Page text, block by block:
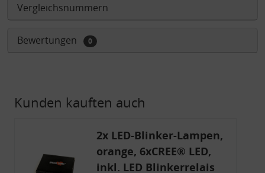
Vergleichsnummern
Bewertungen 0
Kunden kauften auch
2x LED-Blinker-Lampen,
orange, 6xCREE® LED,
inkl. LED Blinkerrelais